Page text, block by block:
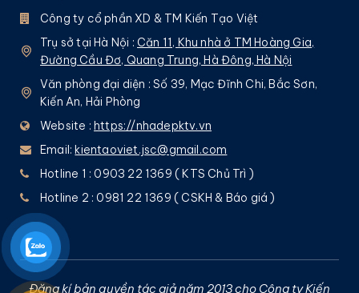
Công ty cổ phần XD & TM Kiến Tạo Việt
Trụ sở tại Hà Nội : Căn 11, Khu nhà ở TM Hoàng Gia,
Đường Cầu Đơ, Quang Trung, Hà Đông, Hà Nội
Văn phòng đại diện : Số 39, Mạc Đĩnh Chi, Bắc Sơn,
Kiến An, Hải Phòng
Website : https://nhadepktv.vn
Email:kientaoviet.jsc@gmail.com
Hotline 1 : 0903 22 1369 ( KTS Chủ Trì )
Hotline 2 : 0981 22 1369 ( CSKH & Báo giá )
Đăng kí bản quyền tác giả năm 2013 cho Công ty Kiến